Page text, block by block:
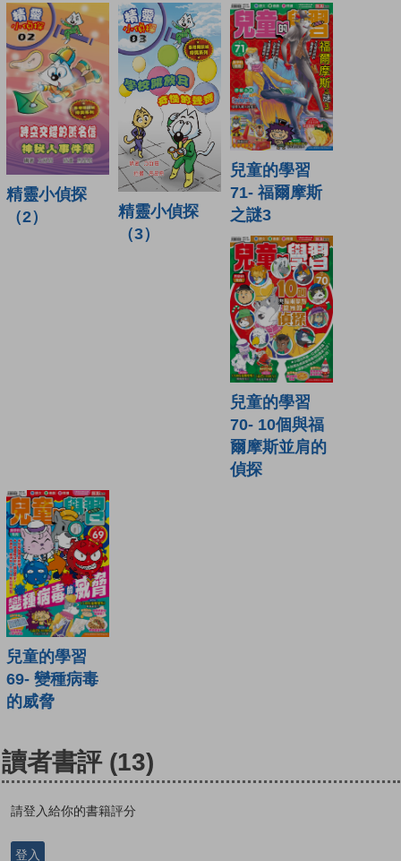
精靈小偵探
（2）
精靈小偵探
（3）
兒童的學習
71- 福爾摩斯
之謎3
兒童的學習
70- 10個與福
爾摩斯並肩的
偵探
兒童的學習
69- 變種病毒
的威脅
讀者書評 (13)
請登入給你的書籍評分
登入